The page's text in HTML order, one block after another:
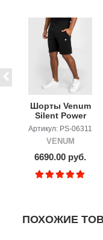
Шорты Venum
Silent Power
Black
Артикул: PS-06311
VENUM
6690.00 руб.
ПОХОЖИЕ